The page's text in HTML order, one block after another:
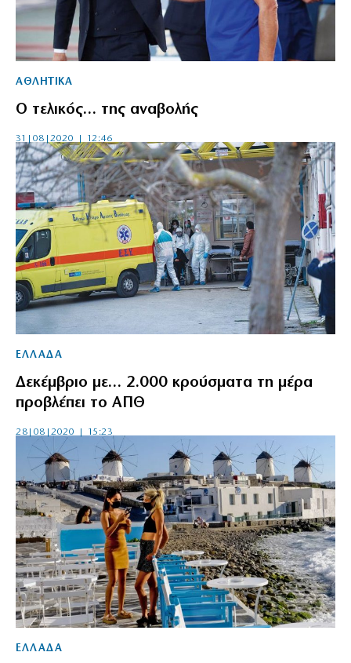
ΑΘΛΗΤΙΚΑ
Ο τελικός… της αναβολής
31|08|2020 | 12:46
ΕΛΛΑΔΑ
Δεκέμβριο με… 2.000 κρούσματα τη μέρα
προβλέπει το ΑΠΘ
28|08|2020 | 15:23
ΕΛΛΑΔΑ